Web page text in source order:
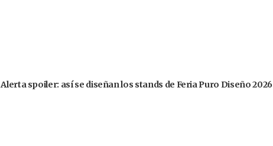
Alerta spoiler: así se diseñan los stands de Feria Puro Diseño 2026